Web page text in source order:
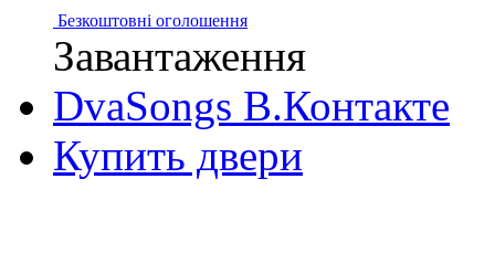
Безкоштовні оголошення
Завантаження
DvaSongs В.Контакте
Купить двери